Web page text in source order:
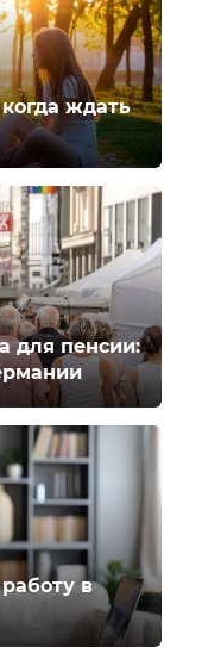
ждать
для пенсии:
в